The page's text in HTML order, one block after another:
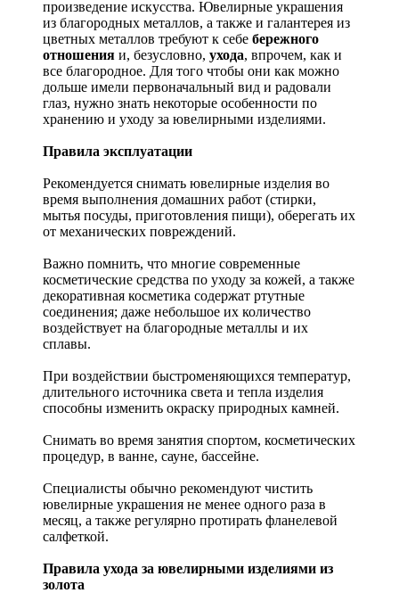
произведение искусства. Ювелирные украшения
из благородных металлов, а также и галантерея из
цветных металлов требуют к себе бережного
отношения и, безусловно, ухода, впрочем, как и
все благородное. Для того чтобы они как можно
дольше имели первоначальный вид и радовали
глаз, нужно знать некоторые особенности по
хранению и уходу за ювелирными изделиями.
Правила эксплуатации
Рекомендуется снимать ювелирные изделия во
время выполнения домашних работ (стирки,
мытья посуды, приготовления пищи), оберегать их
от механических повреждений.
Важно помнить, что многие современные
косметические средства по уходу за кожей, а также
декоративная косметика содержат ртутные
соединения; даже небольшое их количество
воздействует на благородные металлы и их
сплавы.
При воздействии быстроменяющихся температур,
длительного источника света и тепла изделия
способны изменить окраску природных камней.
Снимать во время занятия спортом, косметических
процедур, в ванне, сауне, бассейне.
Специалисты обычно рекомендуют чистить
ювелирные украшения не менее одного раза в
месяц, а также регулярно протирать фланелевой
салфеткой.
Правила ухода за ювелирными изделиями из
золота